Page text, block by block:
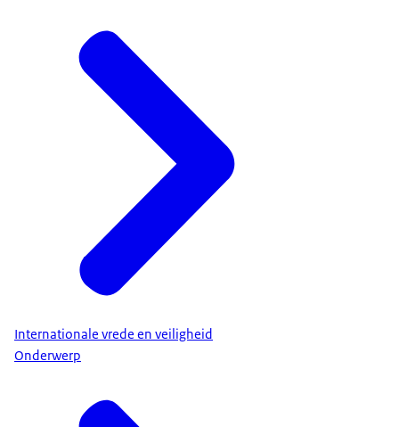
Internationale vrede en veiligheid
Onderwerp